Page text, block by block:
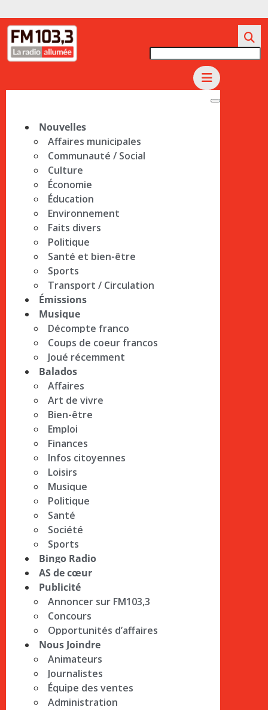
Nouvelles
Affaires municipales
Communauté / Social
Culture
Économie
Éducation
Environnement
Faits divers
Politique
Santé et bien-être
Sports
Transport / Circulation
Émissions
Musique
Décompte franco
Coups de coeur francos
Joué récemment
Balados
Affaires
Art de vivre
Bien-être
Emploi
Finances
Infos citoyennes
Loisirs
Musique
Politique
Santé
Société
Sports
Bingo Radio
AS de cœur
Publicité
Annoncer sur FM103,3
Concours
Opportunités d’affaires
Nous Joindre
Animateurs
Journalistes
Équipe des ventes
Administration